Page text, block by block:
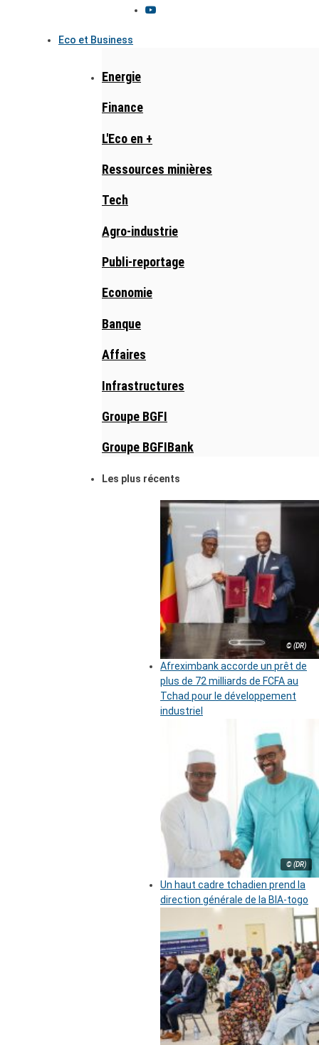
Eco et Business
Energie
Finance
L'Eco en +
Ressources minières
Tech
Agro-industrie
Publi-reportage
Economie
Banque
Affaires
Infrastructures
Groupe BGFI
Groupe BGFIBank
Les plus récents
© (DR)
Afreximbank accorde un prêt de
plus de 72 milliards de FCFA au
Tchad pour le développement
industriel
© (DR)
Un haut cadre tchadien prend la
direction générale de la BIA-togo